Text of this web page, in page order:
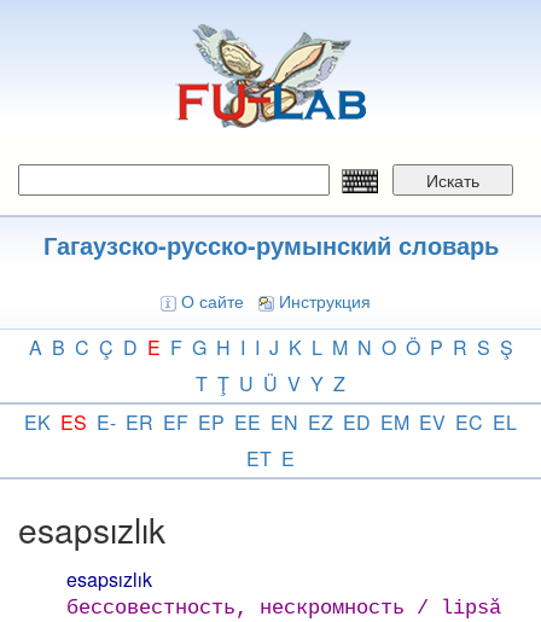
Искать
Гагаузско-русско-румынский словарь
О сайте Инструкция
A B C Ç D E F G H I I J K L M N O Ö P R S Ş
T Ţ U Ü V Y Z
EK ES E- ER EF EP EE EN EZ ED EM EV EC EL
ET E
esapsızlık
esapsızlık
бессовестность, нескромность / lipsă